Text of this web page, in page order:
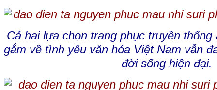
Cả hai lựa chọn trang phục truyền
gắm về tình yêu văn hóa Việt Nam vẫn
đời sống hiện đại.